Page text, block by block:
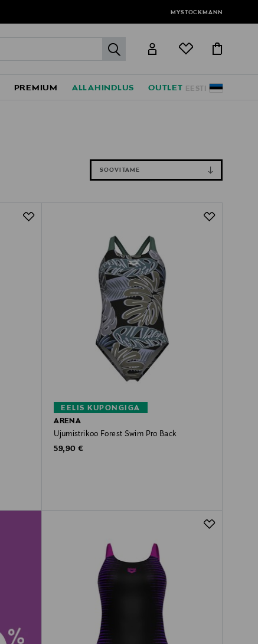
MYSTOCKMANN
label.header.go
EESTI
PREMIUM ALLAHINDLUS OUTLET
SOOVITAME
EELIS KUPONGIGA
ARENA
Ujumistrikoo Forest Swim Pro Back
Original Price
59,90 €